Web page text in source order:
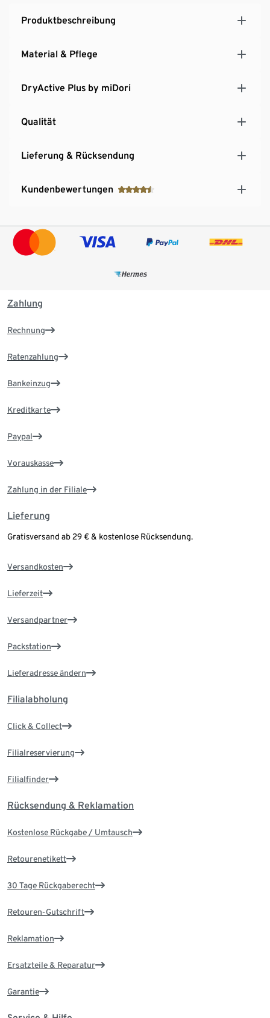
Produktbeschreibung
Material & Pflege
DryActive Plus by miDori
Qualität
Lieferung & Rücksendung
Kundenbewertungen
Zahlung
Rechnung
Ratenzahlung
Bankeinzug
Kreditkarte
Paypal
Vorauskasse
Zahlung in der Filiale
Lieferung
Gratisversand ab 29 € & kostenlose Rücksendung.
Versandkosten
Lieferzeit
Versandpartner
Packstation
Lieferadresse ändern
Filialabholung
Click & Collect
Filialreservierung
Filialfinder
Rücksendung & Reklamation
Kostenlose Rückgabe / Umtausch
Retourenetikett
30 Tage Rückgaberecht
Retouren-Gutschrift
Reklamation
Ersatzteile & Reparatur
Garantie